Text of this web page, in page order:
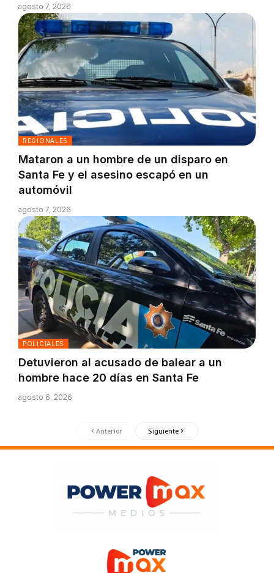
agosto 7, 2026
REGIONALES
Mataron a un hombre de un disparo en
Santa Fe y el asesino escapó en un
automóvil
agosto 7, 2026
POLICIALES
Detuvieron al acusado de balear a un
hombre hace 20 días en Santa Fe
agosto 6, 2026
Anterior Siguiente